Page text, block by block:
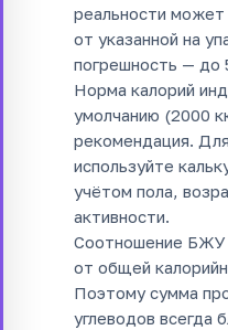
реальности может
от указанной на
погрешность — до
Норма калорий
умолчанию (2000
рекомендация.
используйте
учётом пола,
активности.
Соотношение БЖУ
от общей
Поэтому сумма
углеводов всегда